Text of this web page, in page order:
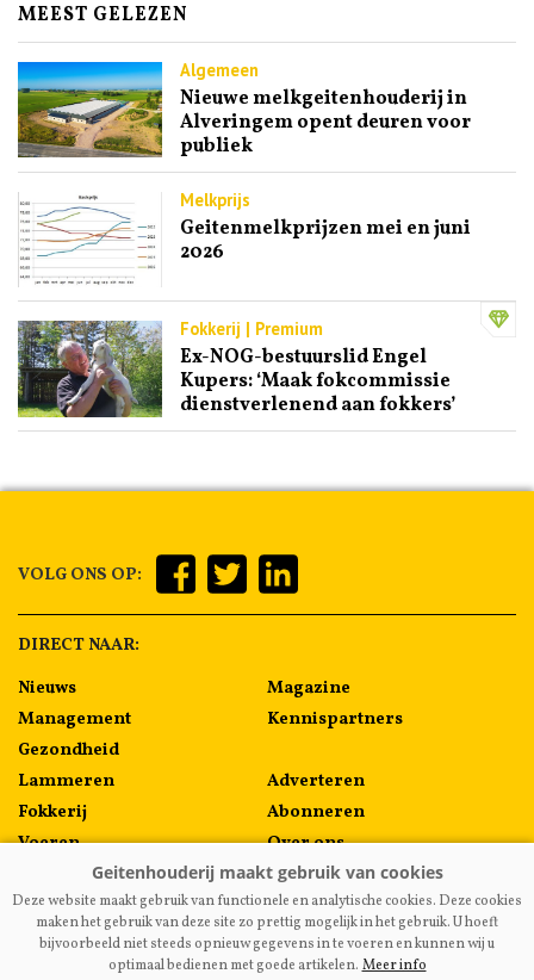
MEEST GELEZEN
Algemeen
Nieuwe melkgeitenhouderij in
Alveringem opent deuren voor
publiek
Melkprijs
Geitenmelkprijzen mei en juni
2026
Fokkerij | Premium
Ex-NOG-bestuurslid Engel
Kupers: ‘Maak fokcommissie
dienstverlenend aan fokkers’
VOLG ONS OP:
DIRECT NAAR:
Nieuws
Management
Gezondheid
Lammeren
Fokkerij
Voeren
Algemeen
Melkprijzen
Magazine
Kennispartners
Adverteren
Abonneren
Over ons
Contact
Deze website maakt gebruik van functionele en analytische cookies. Deze cookies
maken het gebruik van deze site zo prettig mogelijk in het gebruik. U hoeft
bijvoorbeeld niet steeds opnieuw gegevens in te voeren en kunnen wij u
optimaal bedienen met goede artikelen. Meer info